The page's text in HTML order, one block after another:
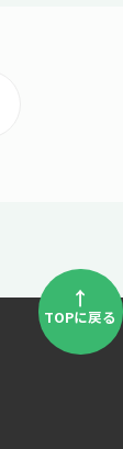
↑
TOPに戻る